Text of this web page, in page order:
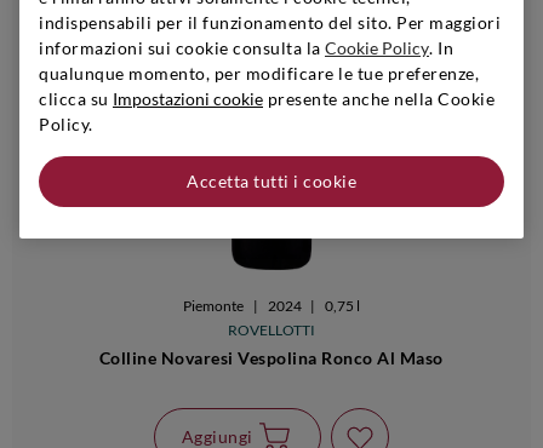
Piemonte | 2024 | 0,75 l
ROVELLOTTI
Colline Novaresi Vespolina Ronco Al Maso
Aggiungi
indispensabili per il funzionamento del sito. Per maggiori
informazioni sui cookie consulta la Cookie Policy. In
qualunque momento, per modificare le tue preferenze,
clicca su Impostazioni cookie presente anche nella Cookie
Policy.
Accetta tutti i cookie